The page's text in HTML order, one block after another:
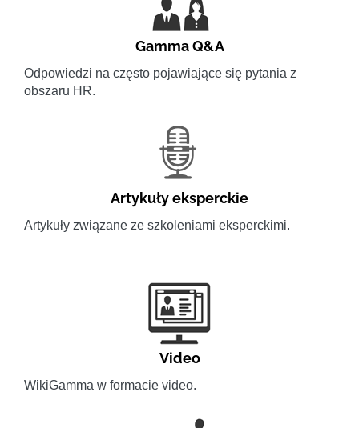
Gamma Q&A
Odpowiedzi na często pojawiające się pytania z
obszaru HR.
Artykuły eksperckie
Artykuły związane ze szkoleniami eksperckimi.
Video
WikiGamma w formacie video.